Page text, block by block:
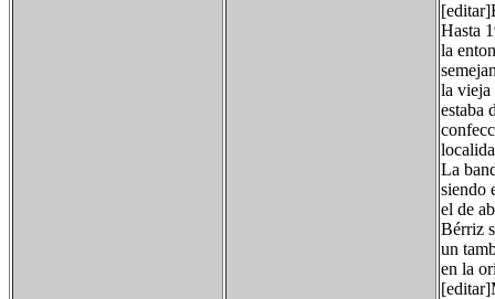
Hasta
la
la vieja
estaba
La
siendo
el de
Bérriz
un
en la